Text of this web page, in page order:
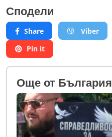
Сподели
Share Viber
Pin it
Oще от България